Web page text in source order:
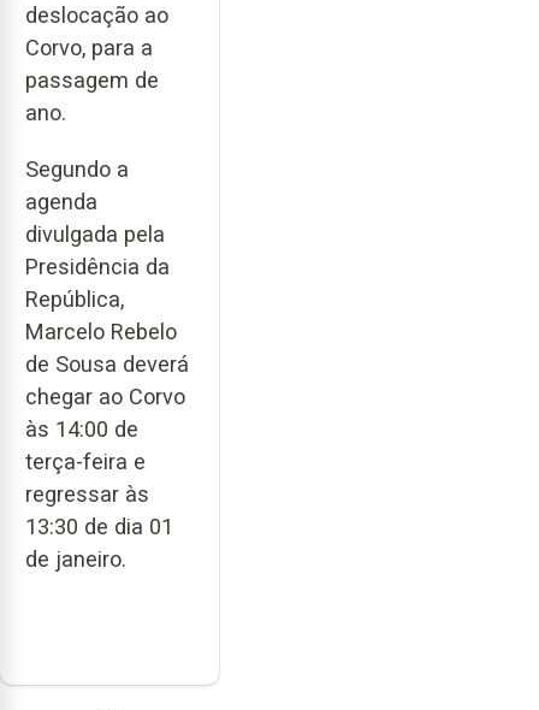
deslocação ao
Corvo, para a
passagem de
ano.
Segundo a
agenda
divulgada pela
Presidência da
República,
Marcelo Rebelo
de Sousa deverá
chegar ao Corvo
às 14:00 de
terça-feira e
regressar às
13:30 de dia 01
de janeiro.